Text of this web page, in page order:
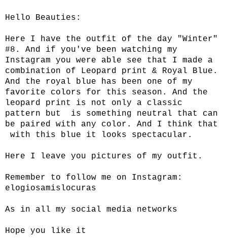
Hello Beauties:
Here I have the outfit of the day "Winter"
#8. And if you've been watching my
Instagram you were able see that I made a
combination of Leopard print & Royal Blue.
And the royal blue has been one of my
favorite colors for this season. And the
leopard print is not only a classic
pattern but is something neutral that can
be paired with any color. And I think that
with this blue it looks spectacular.
Here I leave you pictures of my outfit.
Remember to follow me on Instagram:
elogiosamislocuras
As in all my social media networks
Hope you like it